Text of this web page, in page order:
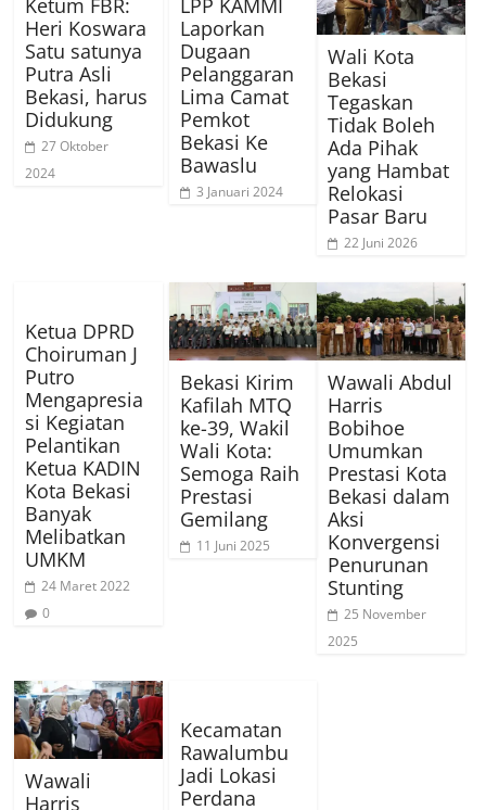
Ketum FBR:
Heri Koswara
Satu satunya
Putra Asli
Bekasi, harus
Didukung
27 Oktober
2024
LPP KAMMI
Laporkan
Dugaan
Pelanggaran
Lima Camat
Pemkot
Bekasi Ke
Bawaslu
3 Januari 2024
Wali Kota
Bekasi
Tegaskan
Tidak Boleh
Ada Pihak
yang Hambat
Relokasi
Pasar Baru
22 Juni 2026
Ketua DPRD
Choiruman J
Putro
Mengapresia
si Kegiatan
Pelantikan
Ketua KADIN
Kota Bekasi
Banyak
Melibatkan
UMKM
24 Maret 2022
0
Bekasi Kirim
Kafilah MTQ
ke-39, Wakil
Wali Kota:
Semoga Raih
Prestasi
Gemilang
11 Juni 2025
Wawali Abdul
Harris
Bobihoe
Umumkan
Prestasi Kota
Bekasi dalam
Aksi
Konvergensi
Penurunan
Stunting
25 November
2025
Wawali
Harris
Kecamatan
Rawalumbu
Jadi Lokasi
Perdana